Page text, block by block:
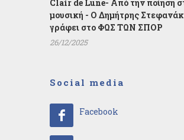
Clair de Lune- Από την ποίηση
μουσική - Ο Δημήτρης
γράφει στο ΦΩΣ ΤΩΝ ΣΠΟΡ
26/12/2025
Social media
Facebook